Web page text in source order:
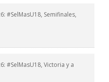
#SelMasU18, Semifinales,
#SelMasU18, Victoria y a